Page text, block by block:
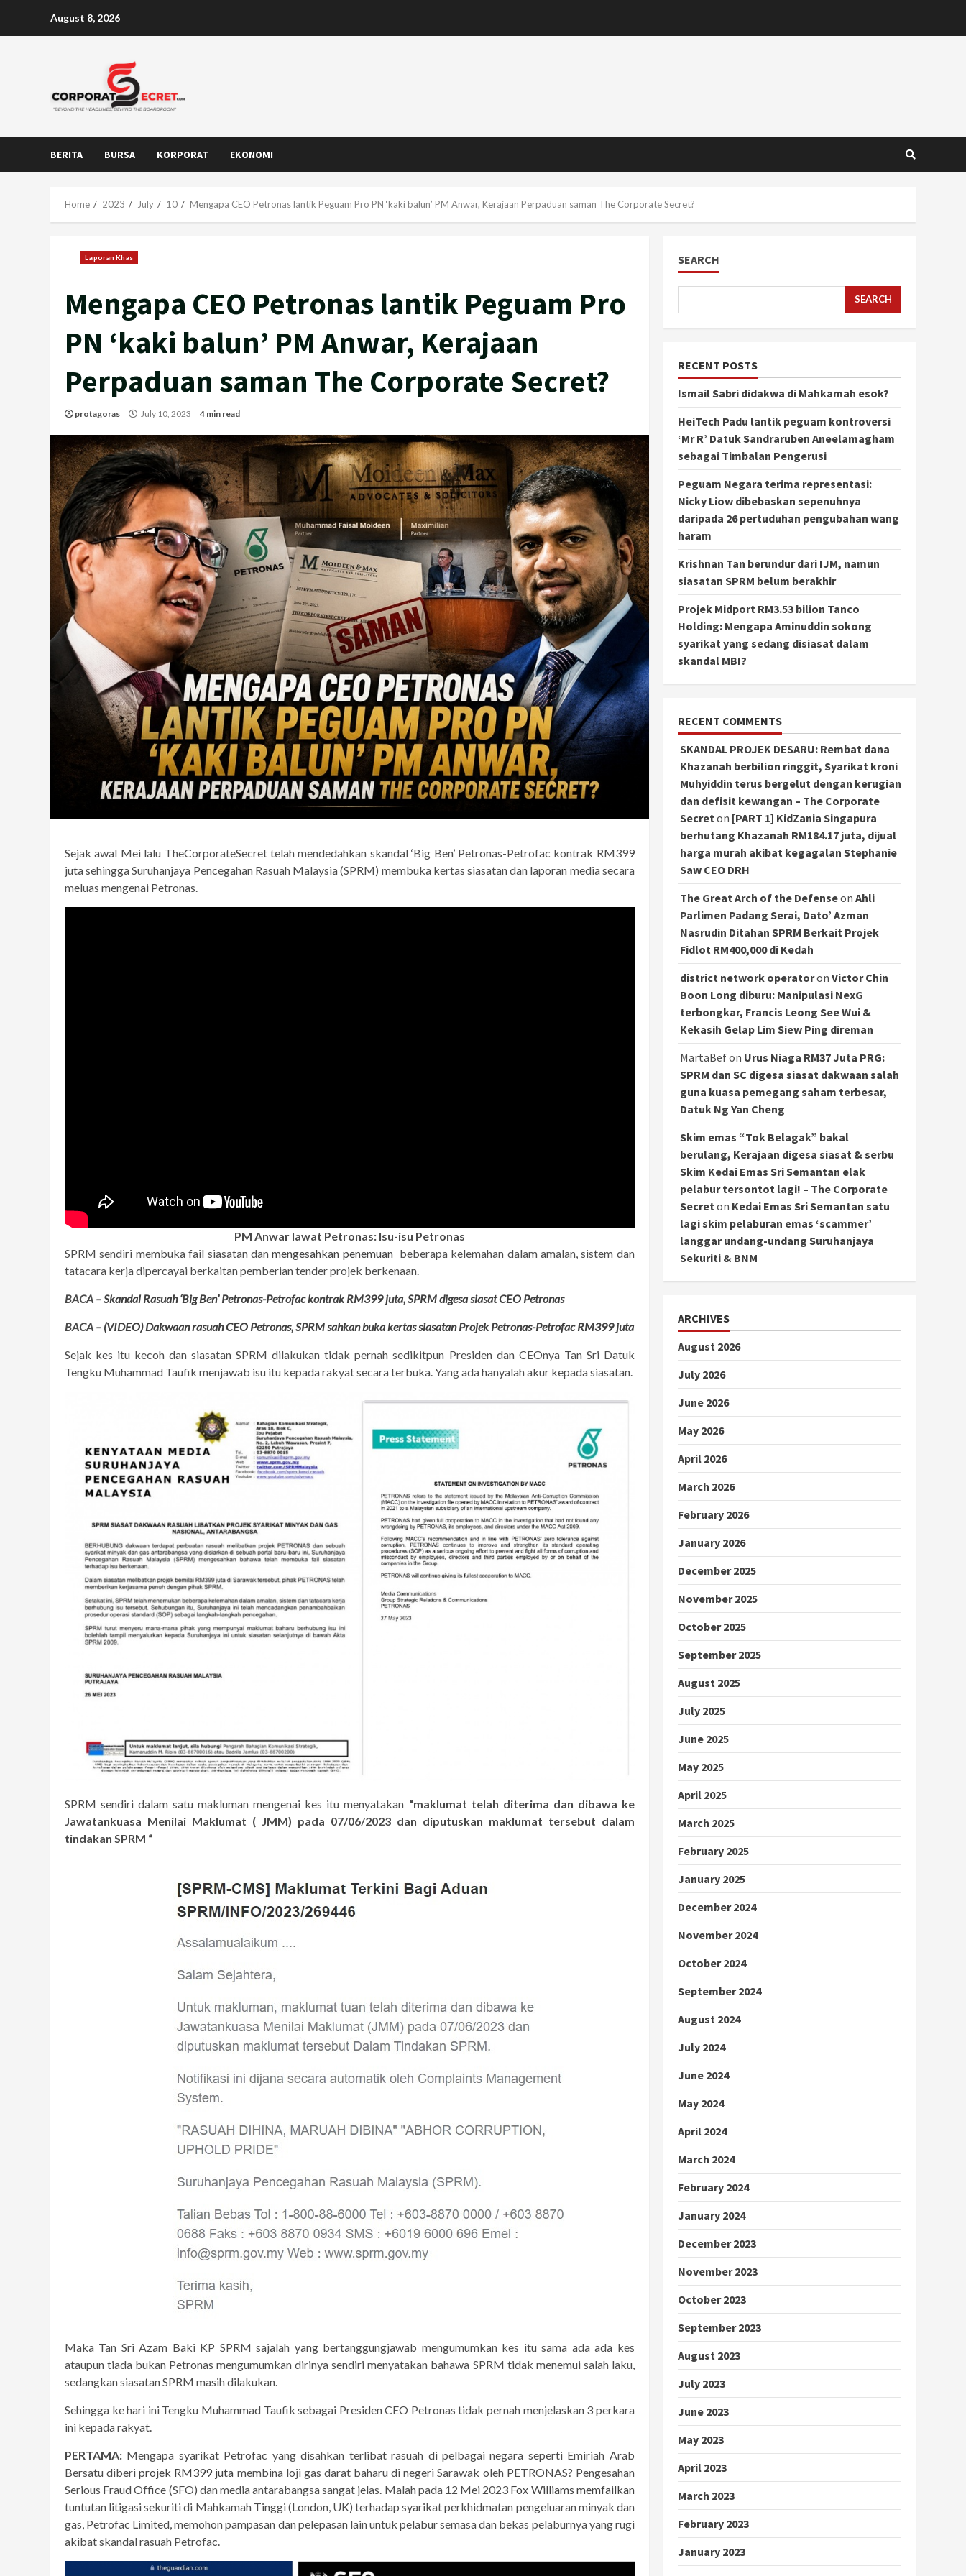
August 8, 2026
BERITA BURSA KORPORAT EKONOMI
Home 2023 July 10 Mengapa CEO Petronas lantik Peguam Pro PN ‘kaki balun’ PM Anwar, Kerajaan Perpaduan saman The Corporate Secret?
Laporan Khas
Mengapa CEO Petronas lantik Peguam Pro
PN ‘kaki balun’ PM Anwar, Kerajaan
Perpaduan saman The Corporate Secret?
protagoras July 10, 2023 4 min read
Sejak awal Mei lalu TheCorporateSecret telah mendedahkan skandal ‘Big Ben’ Petronas-Petrofac kontrak RM399
juta sehingga Suruhanjaya Pencegahan Rasuah Malaysia (SPRM) membuka kertas siasatan dan laporan media secara
meluas mengenai Petronas.
PM Anwar lawat Petronas: Isu-isu Petronas
SPRM sendiri membuka fail siasatan danmengesahkan penemuanbeberapa kelemahan dalam amalan, sistem dan
tatacara kerja dipercayai berkaitan pemberian tender projek berkenaan.
BACA –Skandal Rasuah ‘Big Ben’ Petronas-Petrofac kontrak RM399 juta, SPRM digesa siasat CEO Petronas
BACA – (VIDEO) Dakwaan rasuah CEO Petronas, SPRM sahkan buka kertas siasatan Projek Petronas-Petrofac RM399 juta
Sejak kes itu kecoh dan siasatan SPRM dilakukan tidak pernah sedikitpun Presiden dan CEOnya Tan Sri Datuk
Tengku Muhammad Taufik menjawab isu itu kepada rakyat secara terbuka. Yang ada hanyalah akur kepada siasatan.
SPRM sendiri dalam satu makluman mengenai kes itu menyatakan “maklumat telah diterima dan dibawa ke
Jawatankuasa Menilai Maklumat ( JMM) pada 07/06/2023 dan diputuskan maklumat tersebut dalam
tindakan SPRM “
Maka Tan Sri Azam Baki KP SPRM sajalah yang bertanggungjawab mengumumkan kes itu sama ada ada kes
ataupun tiada bukan Petronas mengumumkan dirinya sendiri menyatakan bahawa SPRM tidak menemui salah laku,
sedangkan siasatan SPRM masih dilakukan.
Sehingga ke hari ini Tengku Muhammad Taufik sebagai Presiden CEO Petronas tidak pernah menjelaskan 3 perkara
ini kepada rakyat.
PERTAMA: Mengapa syarikat Petrofac yang disahkan terlibat rasuah di pelbagai negara seperti Emiriah Arab
Bersatu diberiprojek RM399 juta membina loji gas darat baharu di negeri Sarawak oleh PETRONAS? Pengesahan
Serious Fraud Office (SFO) dan media antarabangsa sangat jelas. Malah pada 12 Mei 2023 Fox Williams memfailkan
tuntutan litigasi sekuriti di Mahkamah Tinggi (London, UK) terhadap syarikat perkhidmatan pengeluaran minyak dan
gas, Petrofac Limited, memohon pampasan dan pelepasan lain untuk pelabur semasa dan bekas pelaburnya yang rugi
akibat skandal rasuah Petrofac.
SEARCH
SEARCH
RECENT POSTS
Ismail Sabri didakwa di Mahkamah esok?
HeiTech Padu lantik peguam kontroversi
‘Mr R’ Datuk Sandraruben Aneelamagham
sebagai Timbalan Pengerusi
Peguam Negara terima representasi:
Nicky Liow dibebaskan sepenuhnya
daripada 26 pertuduhan pengubahan wang
haram
Krishnan Tan berundur dari IJM, namun
siasatan SPRM belum berakhir
Projek Midport RM3.53 bilion Tanco
Holding: Mengapa Aminuddin sokong
syarikat yang sedang disiasat dalam
skandal MBI?
RECENT COMMENTS
SKANDAL PROJEK DESARU: Rembat dana
Khazanah berbilion ringgit, Syarikat kroni
Muhyiddin terus bergelut dengan kerugian
dan defisit kewangan – The Corporate
Secret on [PART 1] KidZania Singapura
berhutang Khazanah RM184.17 juta, dijual
harga murah akibat kegagalan Stephanie
Saw CEO DRH
The Great Arch of the Defenseon Ahli
Parlimen Padang Serai, Dato’ Azman
Nasrudin Ditahan SPRM Berkait Projek
Fidlot RM400,000 di Kedah
district network operatoron Victor Chin
Boon Long diburu: Manipulasi NexG
terbongkar, Francis Leong See Wui &
Kekasih Gelap Lim Siew Ping direman
MartaBefon Urus Niaga RM37 Juta PRG:
SPRM dan SC digesa siasat dakwaan salah
guna kuasa pemegang saham terbesar,
Datuk Ng Yan Cheng
Skim emas “Tok Belagak” bakal
berulang, Kerajaan digesa siasat & serbu
Skim Kedai Emas Sri Semantan elak
pelabur tersontot lagi! – The Corporate
Secret on Kedai Emas Sri Semantan satu
lagi skim pelaburan emas ‘scammer’
langgar undang-undang Suruhanjaya
Sekuriti & BNM
ARCHIVES
August 2026
July 2026
June 2026
May 2026
April 2026
March 2026
February 2026
January 2026
December 2025
November 2025
October 2025
September 2025
August 2025
July 2025
June 2025
May 2025
April 2025
March 2025
February 2025
January 2025
December 2024
November 2024
October 2024
September 2024
August 2024
July 2024
June 2024
May 2024
April 2024
March 2024
February 2024
January 2024
December 2023
November 2023
October 2023
September 2023
August 2023
July 2023
June 2023
May 2023
April 2023
March 2023
February 2023
January 2023